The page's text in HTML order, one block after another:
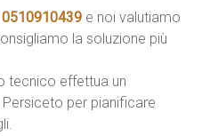
0510910439 e noi valutiamo
la soluzione più
tecnico effettua un
per pianificare